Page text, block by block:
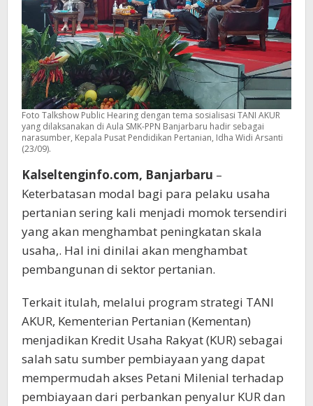
Foto Talkshow Public Hearing dengan tema sosialisasi TANI AKUR
yang dilaksanakan di Aula SMK-PPN Banjarbaru hadir sebagai
narasumber, Kepala Pusat Pendidikan Pertanian, Idha Widi Arsanti
(23/09).
Kalseltenginfo.com, Banjarbaru –
Keterbatasan modal bagi para pelaku usaha
pertanian sering kali menjadi momok tersendiri
yang akan menghambat peningkatan skala
usaha,. Hal ini dinilai akan menghambat
pembangunan di sektor pertanian.
Terkait itulah, melalui program strategi TANI
AKUR, Kementerian Pertanian (Kementan)
menjadikan Kredit Usaha Rakyat (KUR) sebagai
salah satu sumber pembiayaan yang dapat
mempermudah akses Petani Milenial terhadap
pembiayaan dari perbankan penyalur KUR dan